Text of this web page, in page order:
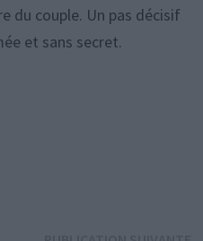
du couple. Un pas décisif
et sans secret.